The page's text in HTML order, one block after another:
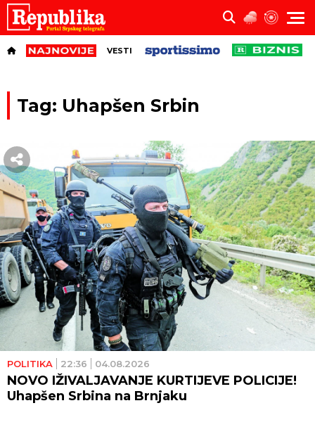
VESTI
Tag: Uhapšen Srbin
POLITIKA 22:36 04.08.2026
NOVO IŽIVALJAVANJE KURTIJEVE POLICIJE!
Uhapšen Srbina na Brnjaku